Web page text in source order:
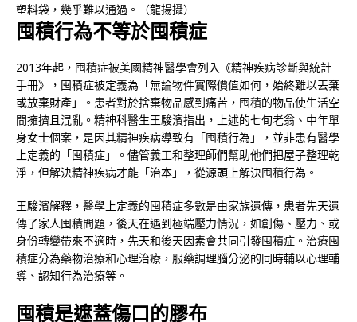
塑料袋，幾乎難以通過。（龍揚攝）
囤積行為不等於囤積症
2013年起，囤積症被美國精神醫學會列入《精神疾病診斷與統計
手冊》，囤積症被定義為「無論物件實際價值如何，始終難以丟棄
或放棄財產」。患者對於捨棄物品感到痛苦，囤積的物品使生活空
間擁擠且混亂。精神科醫生王駿濱指出，上述的七旬老翁、中年單
身女士個案，是因其精神疾病導致有「囤積行為」，並非患有醫學
上定義的「囤積症」。儘管義工和整理師們幫助他們把屋子整理乾
淨，但解決精神疾病才能「治本」，從源頭上解決囤積行為。
王駿濱解釋，醫學上定義的囤積症多數是由家族遺傳，患者先天遺
傳了家人囤積問題，後天在遇到極端壓力情況，如創傷、壓力、或
身份轉變帶來不適時，先天和後天因素會共同引發囤積症。治療囤
積症分為藥物治療和心理治療，服藥調理腦分泌的同時輔以心理輔
導、認知行為治療等。
囤積是遮蓋傷口的膠布